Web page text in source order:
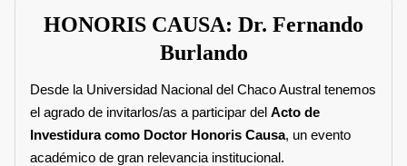
HONORIS CAUSA: Dr. Fernando
Burlando
Desde la Universidad Nacional del Chaco Austral tenemos
el agrado de invitarlos/as a participar del Acto de
Investidura como Doctor Honoris Causa, un evento
académico de gran relevancia institucional.